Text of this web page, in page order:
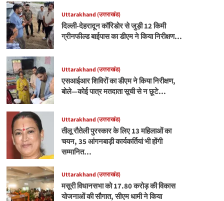
Uttarakhand (उत्तराखंड)
दिल्ली-देहरादून कॉरिडोर से जुड़ी 12 किमी
ग्रीनफील्ड बाईपास का डीएम ने किया निरीक्षण…
Uttarakhand (उत्तराखंड)
एसआईआर शिविरों का डीएम ने किया निरीक्षण,
बोले—कोई पात्र मतदाता सूची से न छूटे…
Uttarakhand (उत्तराखंड)
तीलू रौतेली पुरस्कार के लिए 13 महिलाओं का
चयन, 35 आंगनबाड़ी कार्यकर्तियां भी होंगी
सम्मानित…
Uttarakhand (उत्तराखंड)
मसूरी विधानसभा को 17.80 करोड़ की विकास
योजनाओं की सौगात, सीएम धामी ने किया